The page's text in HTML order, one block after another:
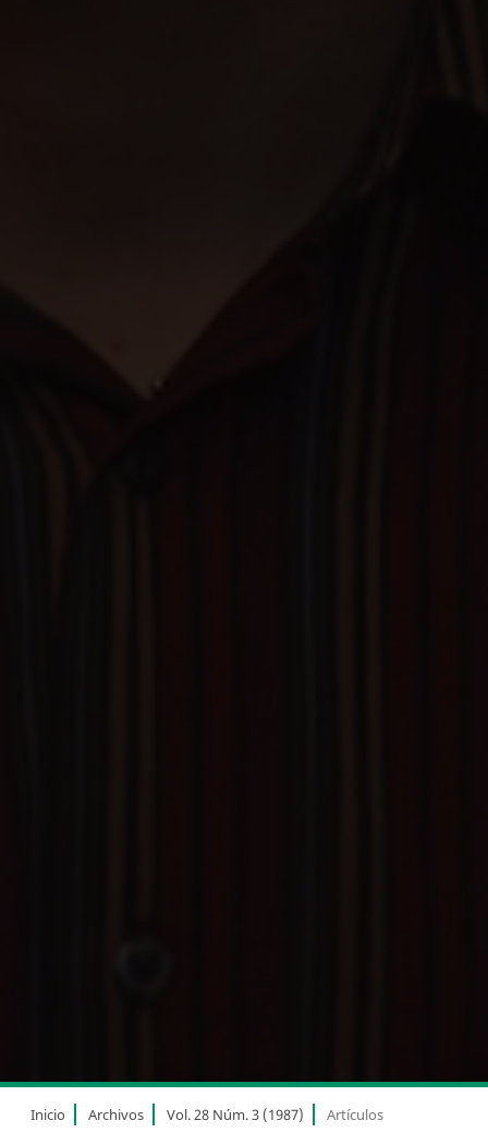
Inicio Archivos Vol. 28 Núm. 3 (1987) Artículos